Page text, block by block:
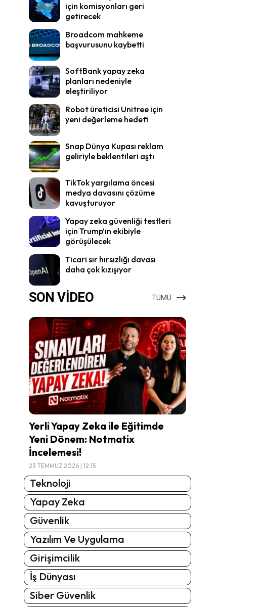
için komisyonları geri
getirecek
Broadcom mahkeme
başvurusunu kaybetti
SoftBank yapay zeka
planları nedeniyle
eleştiriliyor
Robot üreticisi Unitree için
yeni değerleme hedefi
Snap Dünya Kupası reklam
geliriyle beklentileri aştı
TikTok yargılama öncesi
medya davasını çözüme
kavuşturuyor
Yapay zeka güvenliği testleri
için Trump’ın ekibiyle
görüşülecek
Ticari sır hırsızlığı davası
daha çok kızışıyor
SON VİDEO TÜMÜ
Yerli Yapay Zeka ile Eğitimde
Yeni Dönem: Notmatix
İncelemesi!
23 TEMMUZ 2026 | 12:15
Teknoloji
Yapay Zeka
Güvenlik
Yazılım Ve Uygulama
Girişimcilik
İş Dünyası
Siber Güvenlik